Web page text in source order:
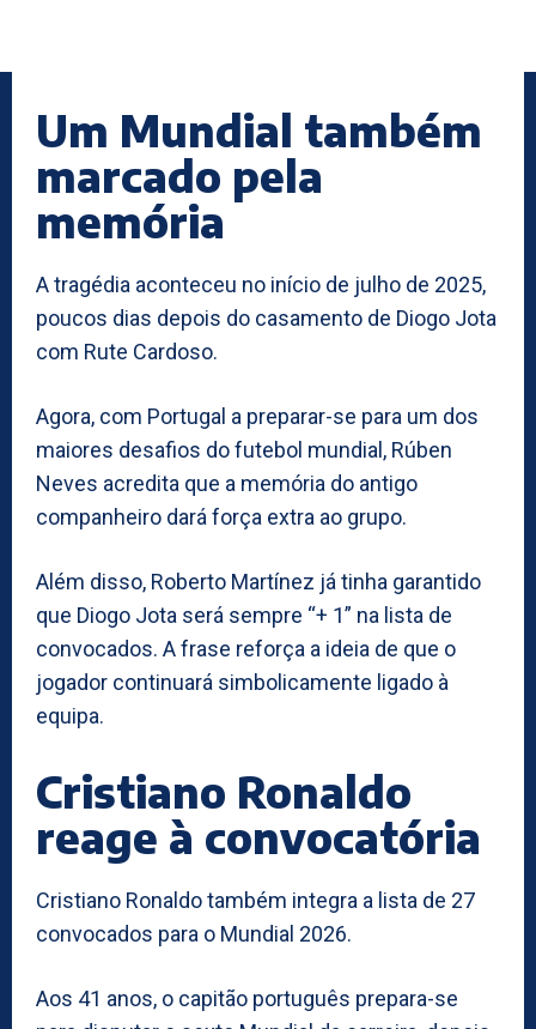
Um Mundial também
marcado pela
memória
A tragédia aconteceu no início de julho de 2025,
poucos dias depois do casamento de Diogo Jota
com Rute Cardoso.
Agora, com Portugal a preparar-se para um dos
maiores desafios do futebol mundial, Rúben
Neves acredita que a memória do antigo
companheiro dará força extra ao grupo.
Além disso, Roberto Martínez já tinha garantido
que Diogo Jota será sempre “+ 1” na lista de
convocados. A frase reforça a ideia de que o
jogador continuará simbolicamente ligado à
equipa.
Cristiano Ronaldo
reage à convocatória
Cristiano Ronaldo também integra a lista de 27
convocados para o Mundial 2026.
Aos 41 anos, o capitão português prepara-se